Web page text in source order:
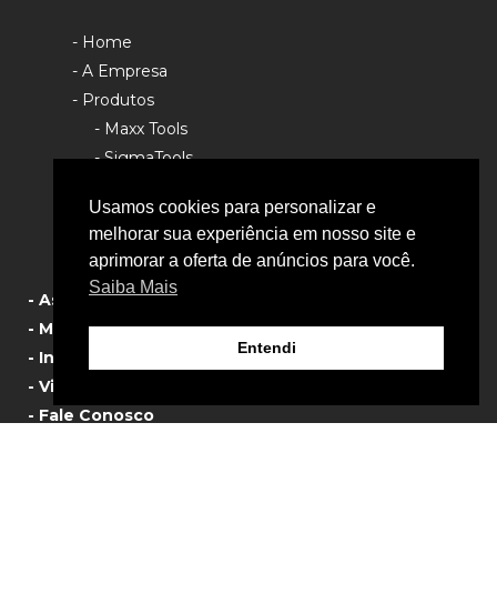
- Home
- A Empresa
- Produtos
- Maxx Tools
- SigmaTools
- Política de Privacidade
- Assistência Técnica
- Manual de Produtos
- Informativos
- Vista Explodida
- Fale Conosco
Usamos cookies para personalizar e
melhorar sua experiência em nosso site e
aprimorar a oferta de anúncios para você.
Saiba Mais
Entendi